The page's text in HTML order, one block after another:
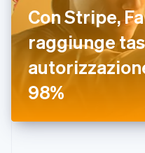
Con Stripe,
raggiunge
98%
India
English
Irlanda
English
Italia
Italiano English
Lettonia
Liechtenstein